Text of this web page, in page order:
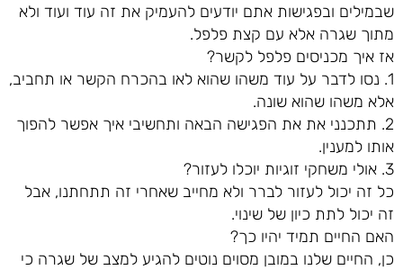
שבמילים ובפגישות אתם יודעים להעמיק את זה עוד ועוד ולא
מתוך שגרה אלא עם קצת פלפל.
אז איך מכניסים פלפל לקשר?
1. נסו לדבר על עוד משהו שהוא לאו בהכרח הקשר או תחביב,
אלא משהו שהוא שונה.
2. תתכנני את את הפגישה הבאה ותחשיבי איך אפשר להפוך
אותו למענין.
3. אולי משחקי זוגיות יוכלו לעזור?
כל זה יכול לעזור לברר ולא מחייב שאחרי זה תתחתנו, אבל
זה יכול לתת כיון של שינוי.
האם החיים תמיד יהיו כך?
כן, החיים שלנו במובן מסוים נוטים להגיע למצב של שגרה כי